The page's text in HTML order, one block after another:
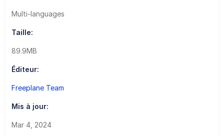
Multi-languages
Taille:
89.9MB
Éditeur:
Freeplane Team
Mis à jour:
Mar 4, 2024